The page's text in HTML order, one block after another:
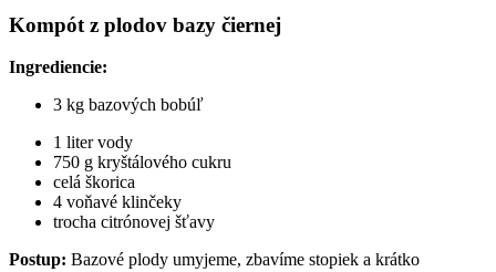
Kompót z plodov bazy čiernej
Ingrediencie:
3 kg bazových bobúľ
1 liter vody
750 g kryštálového cukru
celá škorica
4 voňavé klinčeky
trocha citrónovej šťavy
Postup: Bazové plody umyjeme, zbavíme stopiek a krátko